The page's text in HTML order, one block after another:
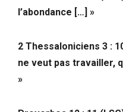
l’abondance […] »
2 Thessaloniciens 3 :
ne veut pas travailler,
»